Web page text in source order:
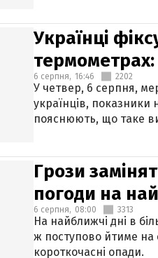
Українці
6 серпня, 16:46 2202
У четвер, 6 серпня,
українців, показники
пояснюють, що таке
Грози
погоди на
6 серпня, 08:00 3313
На найближчі дні в
ж поступово йтиме на
короткочасні опади.